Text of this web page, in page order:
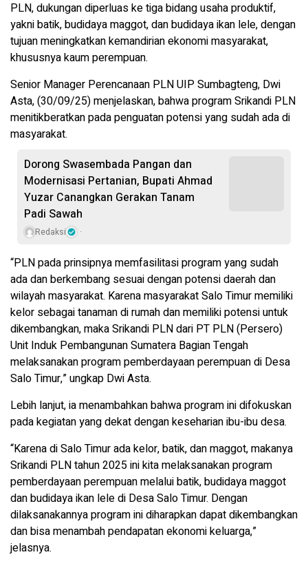
PLN, dukungan diperluas ke tiga bidang usaha produktif,
yakni batik, budidaya maggot, dan budidaya ikan lele, dengan
tujuan meningkatkan kemandirian ekonomi masyarakat,
khususnya kaum perempuan.
Senior Manager Perencanaan PLN UIP Sumbagteng, Dwi
Asta, (30/09/25) menjelaskan, bahwa program Srikandi PLN
menitikberatkan pada penguatan potensi yang sudah ada di
masyarakat.
Dorong Swasembada Pangan dan
Modernisasi Pertanian, Bupati Ahmad
Yuzar Canangkan Gerakan Tanam
Padi Sawah
Redaksi
“PLN pada prinsipnya memfasilitasi program yang sudah
ada dan berkembang sesuai dengan potensi daerah dan
wilayah masyarakat. Karena masyarakat Salo Timur memiliki
kelor sebagai tanaman di rumah dan memiliki potensi untuk
dikembangkan, maka Srikandi PLN dari PT PLN (Persero)
Unit Induk Pembangunan Sumatera Bagian Tengah
melaksanakan program pemberdayaan perempuan di Desa
Salo Timur,” ungkap Dwi Asta.
Lebih lanjut, ia menambahkan bahwa program ini difokuskan
pada kegiatan yang dekat dengan keseharian ibu-ibu desa.
“Karena di Salo Timur ada kelor, batik, dan maggot, makanya
Srikandi PLN tahun 2025 ini kita melaksanakan program
pemberdayaan perempuan melalui batik, budidaya maggot
dan budidaya ikan lele di Desa Salo Timur. Dengan
dilaksanakannya program ini diharapkan dapat dikembangkan
dan bisa menambah pendapatan ekonomi keluarga,”
jelasnya.